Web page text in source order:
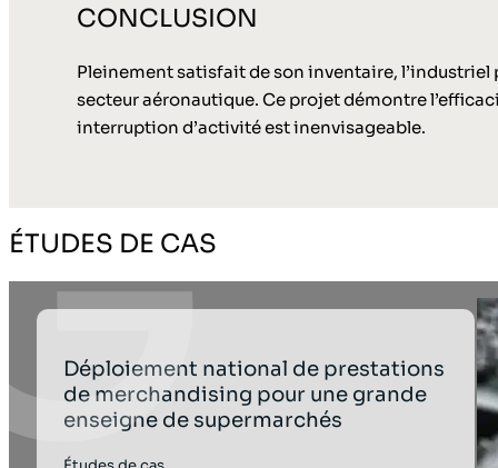
CONCLUSION
Pleinement satisfait de son inventaire, l’industriel
secteur aéronautique. Ce projet démontre
interruption d’activité est inenvisageable.
ÉTUDES DE CAS
Déploiement national de prestations
de merchandising pour une grande
enseigne de supermarchés